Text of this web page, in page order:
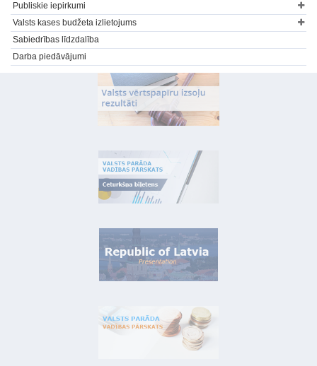
Publiskie iepirkumi
Valsts kases budžeta izlietojums
Sabiedrības līdzdalība
Darba piedāvājumi